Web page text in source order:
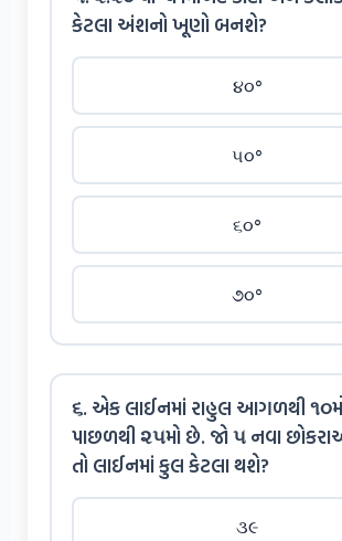
કેટલા અંશનો ખૂણો બનશે?
૪૦°
૫૦°
૬૦°
૭૦°
૬. એક લાઈનમાં રાહુલ આગળથી
પાછળથી ૨૫મો છે. જો ૫ નવા
તો લાઈનમાં કુલ કેટલા થશે?
૩૯